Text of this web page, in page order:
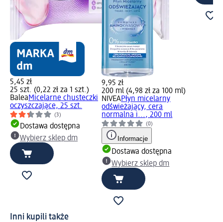
5,45 zł
25 szt. (0,22 zł za 1 szt.)
BaleaMicelarne chusteczki
oczyszczające, 25 szt.
(3)
Dostawa dostępna
Wybierz sklep dm
9,95 zł
200 ml (4,98 zł za 100 ml)
NIVEAPłyn micelarny
odświeżający, cera
normalna i..., 200 ml
(0)
Informacje
Dostawa dostępna
Wybierz sklep dm
Inni kupili także